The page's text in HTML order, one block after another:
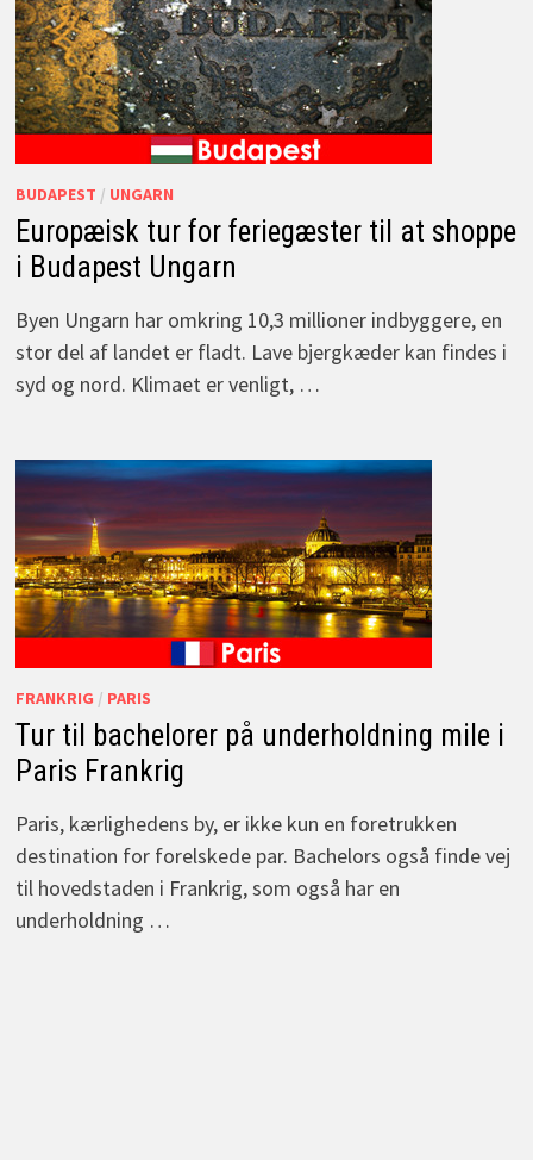
BUDAPEST / UNGARN
Europæisk tur for feriegæster til at shoppe
i Budapest Ungarn
Byen Ungarn har omkring 10,3 millioner indbyggere, en
stor del af landet er fladt. Lave bjergkæder kan findes i
syd og nord. Klimaet er venligt, …
FRANKRIG / PARIS
Tur til bachelorer på underholdning mile i
Paris Frankrig
Paris, kærlighedens by, er ikke kun en foretrukken
destination for forelskede par. Bachelors også finde vej
til hovedstaden i Frankrig, som også har en
underholdning …